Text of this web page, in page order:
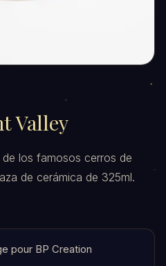
Valley
los famosos cerros de
de cerámica de 325ml.
pour BP Creation